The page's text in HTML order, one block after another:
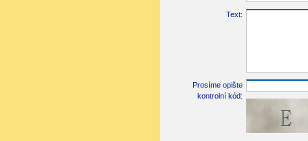
Text:
Prosíme opište
kontrolní kód: